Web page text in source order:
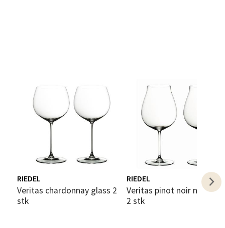
RIEDEL
Veritas chardonnay glass 2
stk
RIEDEL
Veritas pinot noir new world
2 stk